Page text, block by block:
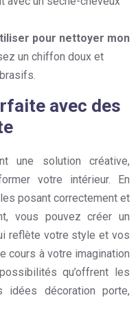
pour nettoyer mon
un chiffon doux et
avec des
une solution créative,
votre intérieur. En
posant correctement et
vous pouvez créer un
reflète votre style et vos
cours à votre imagination
qu’offrent les
décoration porte,